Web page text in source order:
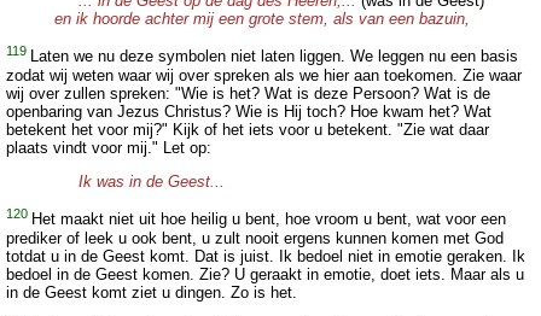
en ik hoorde achter mij een grote stem, als van een bazuin,
119 Laten we nu deze symbolen niet laten liggen. We leggen nu een basis
zodat wij weten waar wij over spreken als we hier aan toekomen. Zie waar
wij over zullen spreken: "Wie is het? Wat is deze Persoon? Wat is de
openbaring van Jezus Christus? Wie is Hij toch? Hoe kwam het? Wat
betekent het voor mij?" Kijk of het iets voor u betekent. "Zie wat daar
plaats vindt voor mij." Let op:
Ik was in de Geest...
120 Het maakt niet uit hoe heilig u bent, hoe vroom u bent, wat voor een
prediker of leek u ook bent, u zult nooit ergens kunnen komen met God
totdat u in de Geest komt. Dat is juist. Ik bedoel niet in emotie geraken. Ik
bedoel in de Geest komen. Zie? U geraakt in emotie, doet iets. Maar als u
in de Geest komt ziet u dingen. Zo is het.